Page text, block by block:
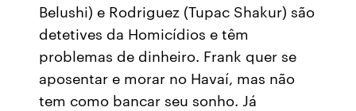
Belushi) e Rodriguez (Tupac Shakur) são
detetives da Homicídios e têm
problemas de dinheiro. Frank quer se
aposentar e morar no Havaí, mas não
tem como bancar seu sonho. Já